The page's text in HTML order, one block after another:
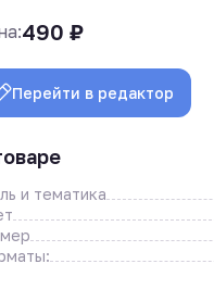
490 ₽
Перейти в редактор
и тематика